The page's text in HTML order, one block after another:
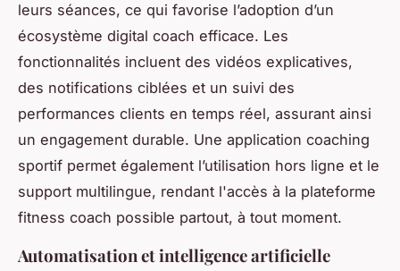
leurs séances, ce qui favorise l’adoption d’un
écosystème digital coach efficace. Les
fonctionnalités incluent des vidéos explicatives,
des notifications ciblées et un suivi des
performances clients en temps réel, assurant ainsi
un engagement durable. Une application coaching
sportif permet également l’utilisation hors ligne et le
support multilingue, rendant l'accès à la plateforme
fitness coach possible partout, à tout moment.
Automatisation et intelligence artificielle